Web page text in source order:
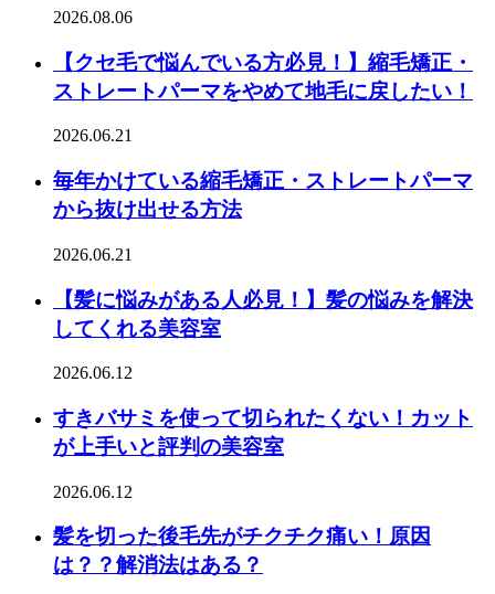
2026.08.06
【クセ毛で悩んでいる方必見！】縮毛矯正・
ストレートパーマをやめて地毛に戻したい！
2026.06.21
毎年かけている縮毛矯正・ストレートパーマ
から抜け出せる方法
2026.06.21
【髪に悩みがある人必見！】髪の悩みを解決
してくれる美容室
2026.06.12
すきバサミを使って切られたくない！カット
が上手いと評判の美容室
2026.06.12
髪を切った後毛先がチクチク痛い！原因
は？？解消法はある？